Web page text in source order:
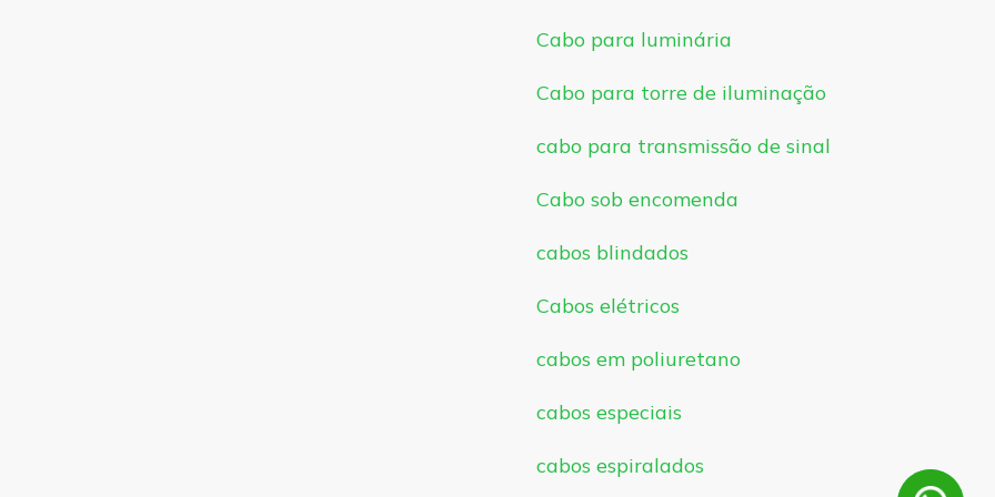
Cabo para luminária
Cabo para torre de iluminação
cabo para transmissão de sinal
Cabo sob encomenda
cabos blindados
Cabos elétricos
cabos em poliuretano
cabos especiais
cabos espiralados